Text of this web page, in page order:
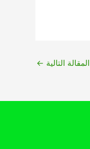
المقالة التالية ←